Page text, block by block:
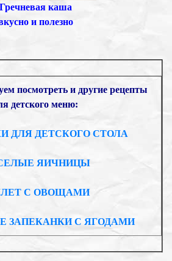
Гречневая каша
и полезно
посмотреть и другие рецепты
детского меню:
ДЛЯ ДЕТСКОГО СТОЛА
ЯИЧНИЦЫ
С ОВОЩАМИ
ЗАПЕКАНКИ С ЯГОДАМИ